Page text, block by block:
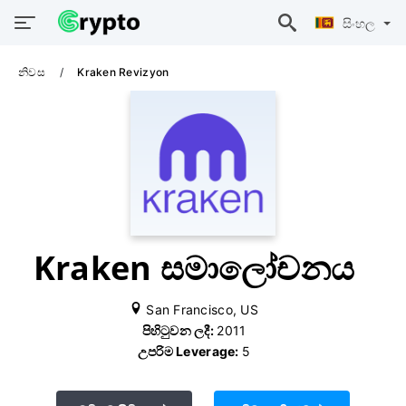
සිංහල
නිවස Kraken Revizyon
Kraken සමාලෝචනය
San Francisco, US
පිහිටුවන ලදී: 2011
උපරිම Leverage: 5